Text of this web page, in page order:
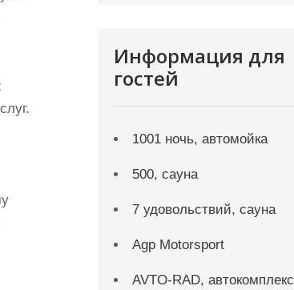
Информация для
гостей
1001 ночь, автомойка
500, сауна
7 удовольствий, сауна
Agp Motorsport
AVTO-RAD, автокомплекс